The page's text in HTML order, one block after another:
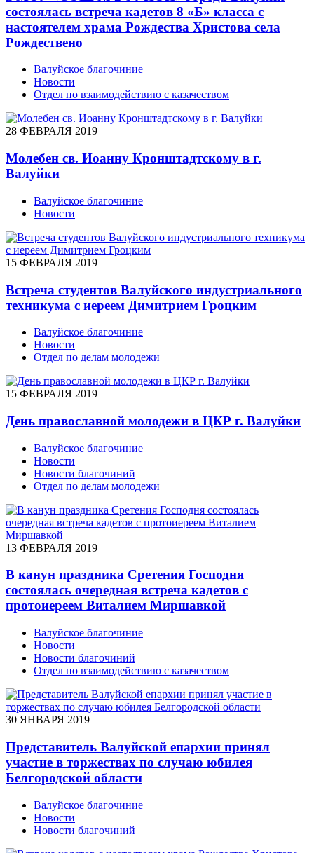
состоялась встреча кадетов 8 «Б» класса с
настоятелем храма Рождества Христова села
Рождествено
Валуйское благочиние
Новости
Отдел по взаимодействию с казачеством
28 ФЕВРАЛЯ 2019
Молебен св. Иоанну Кронштадтскому в г.
Валуйки
Валуйское благочиние
Новости
15 ФЕВРАЛЯ 2019
Встреча студентов Валуйского индустриального
техникума с иереем Димитрием Гроцким
Валуйское благочиние
Новости
Отдел по делам молодежи
15 ФЕВРАЛЯ 2019
День православной молодежи в ЦКР г. Валуйки
Валуйское благочиние
Новости
Новости благочиний
Отдел по делам молодежи
13 ФЕВРАЛЯ 2019
В канун праздника Сретения Господня
состоялась очередная встреча кадетов с
протоиереем Виталием Миршавкой
Валуйское благочиние
Новости
Новости благочиний
Отдел по взаимодействию с казачеством
30 ЯНВАРЯ 2019
Представитель Валуйской епархии принял
участие в торжествах по случаю юбилея
Белгородской области
Валуйское благочиние
Новости
Новости благочиний